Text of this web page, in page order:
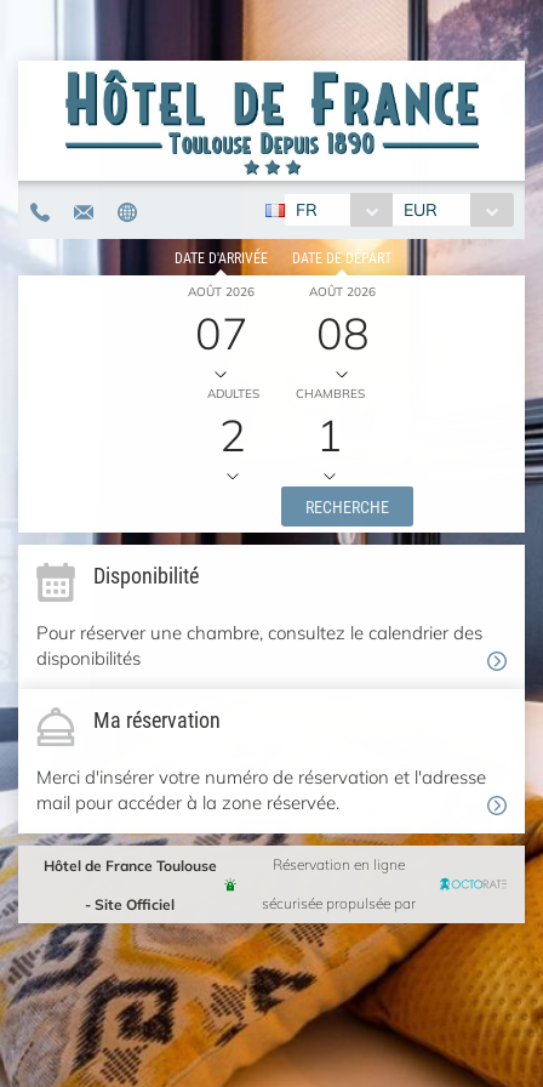
FR EUR
DATE D'ARRIVÉE
AOÛT 2026
07
DATE DE DÉPART
AOÛT 2026
08
ADULTES
2
CHAMBRES
1
RECHERCHE
Disponibilité
Pour réserver une chambre, consultez le calendrier des
disponibilités
Ma réservation
Merci d'insérer votre numéro de réservation et l'adresse
mail pour accéder à la zone réservée.
Hôtel de France Toulouse
- Site Officiel
Réservation en ligne
sécurisée propulsée par